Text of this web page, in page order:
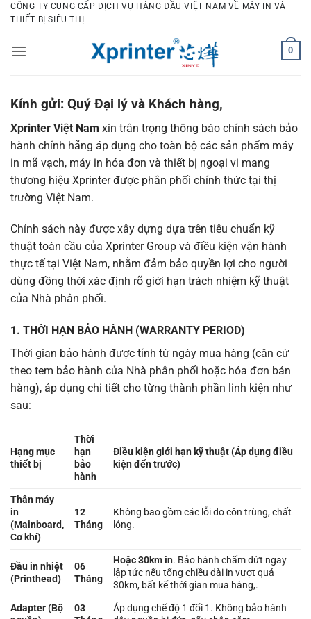
Bỏ
qua
dung
CÔNG TY CUNG CẤP DỊCH VỤ HÀNG ĐẦU VIỆT NAM VỀ MÁY IN VÀ
THIẾT BỊ SIÊU THỊ
0
Kính gửi: Quý Đại lý và Khách hàng,
Xprinter Việt Nam xin trân trọng thông báo chính sách bảo
hành chính hãng áp dụng cho toàn bộ các sản phẩm máy
in mã vạch, máy in hóa đơn và thiết bị ngoại vi mang
thương hiệu Xprinter được phân phối chính thức tại thị
trường Việt Nam.
Chính sách này được xây dựng dựa trên tiêu chuẩn kỹ
thuật toàn cầu của Xprinter Group và điều kiện vận hành
thực tế tại Việt Nam, nhằm đảm bảo quyền lợi cho người
dùng đồng thời xác định rõ giới hạn trách nhiệm kỹ thuật
của Nhà phân phối.
1. THỜI HẠN BẢO HÀNH (WARRANTY PERIOD)
Thời gian bảo hành được tính từ ngày mua hàng (căn cứ
theo tem bảo hành của Nhà phân phối hoặc hóa đơn bán
hàng), áp dụng chi tiết cho từng thành phần linh kiện như
sau:
Hạng mục
thiết bị
Thời
hạn
bảo
hành
Điều kiện giới hạn kỹ thuật (Áp dụng điều
kiện đến trước)
Thân máy
in
(Mainboard,
Cơ khí)
12
Tháng
Không bao gồm các lỗi do côn trùng, chất
lỏng.
Đầu in nhiệt
(Printhead)
06
Tháng
Hoặc 30km in. Bảo hành chấm dứt ngay
lập tức nếu tổng chiều dài in vượt quá
30km, bất kể thời gian mua hàng,.
Adapter (Bộ
03
Áp dụng chế độ 1 đổi 1. Không bảo hành